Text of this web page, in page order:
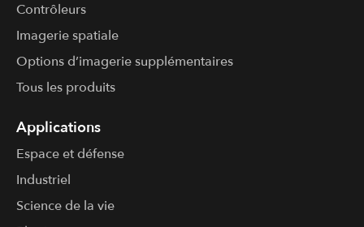
Contrôleurs
Imagerie spatiale
Options d’imagerie supplémentaires
Tous les produits
Applications
Espace et défense
Industriel
Science de la vie